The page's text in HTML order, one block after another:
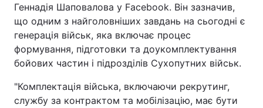
Здоров'я Туризм
Цікавинки Погода
Екологія Регіони
Геннадія Шаповалова у Facebook. Він зазначив,
що одним з найголовніших завдань на сьогодні є
генерація військ, яка включає процес
формування, підготовки та доукомплектування
бойових частин і підрозділів Сухопутних військ.
"Комплектація війська, включаючи рекрутинг,
службу за контрактом та мобілізацію, має бути